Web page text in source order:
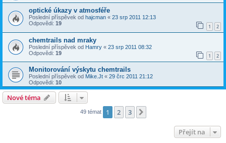
optické úkazy v atmosféře
Poslední příspěvek od hajcman « 23 srp 2011 12:13
Odpovědi: 19 1 2
chemtrails nad mraky
Poslední příspěvek od Hamry « 23 srp 2011 08:32
Odpovědi: 19 1 2
Monitorování výskytu chemtrails
Poslední příspěvek od Mike.Jt « 29 črc 2011 21:12
Odpovědi: 10
Nové téma
49 témat 1 2 3
Přejít na